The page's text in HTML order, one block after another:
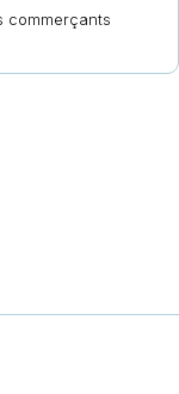
commerçants